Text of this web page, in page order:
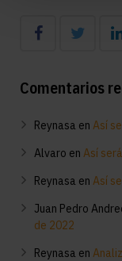
Comentarios
Reynasa en Así
Alvaro en Así
Reynasa en Así
Juan Pedro
de 2022
Reynasa en